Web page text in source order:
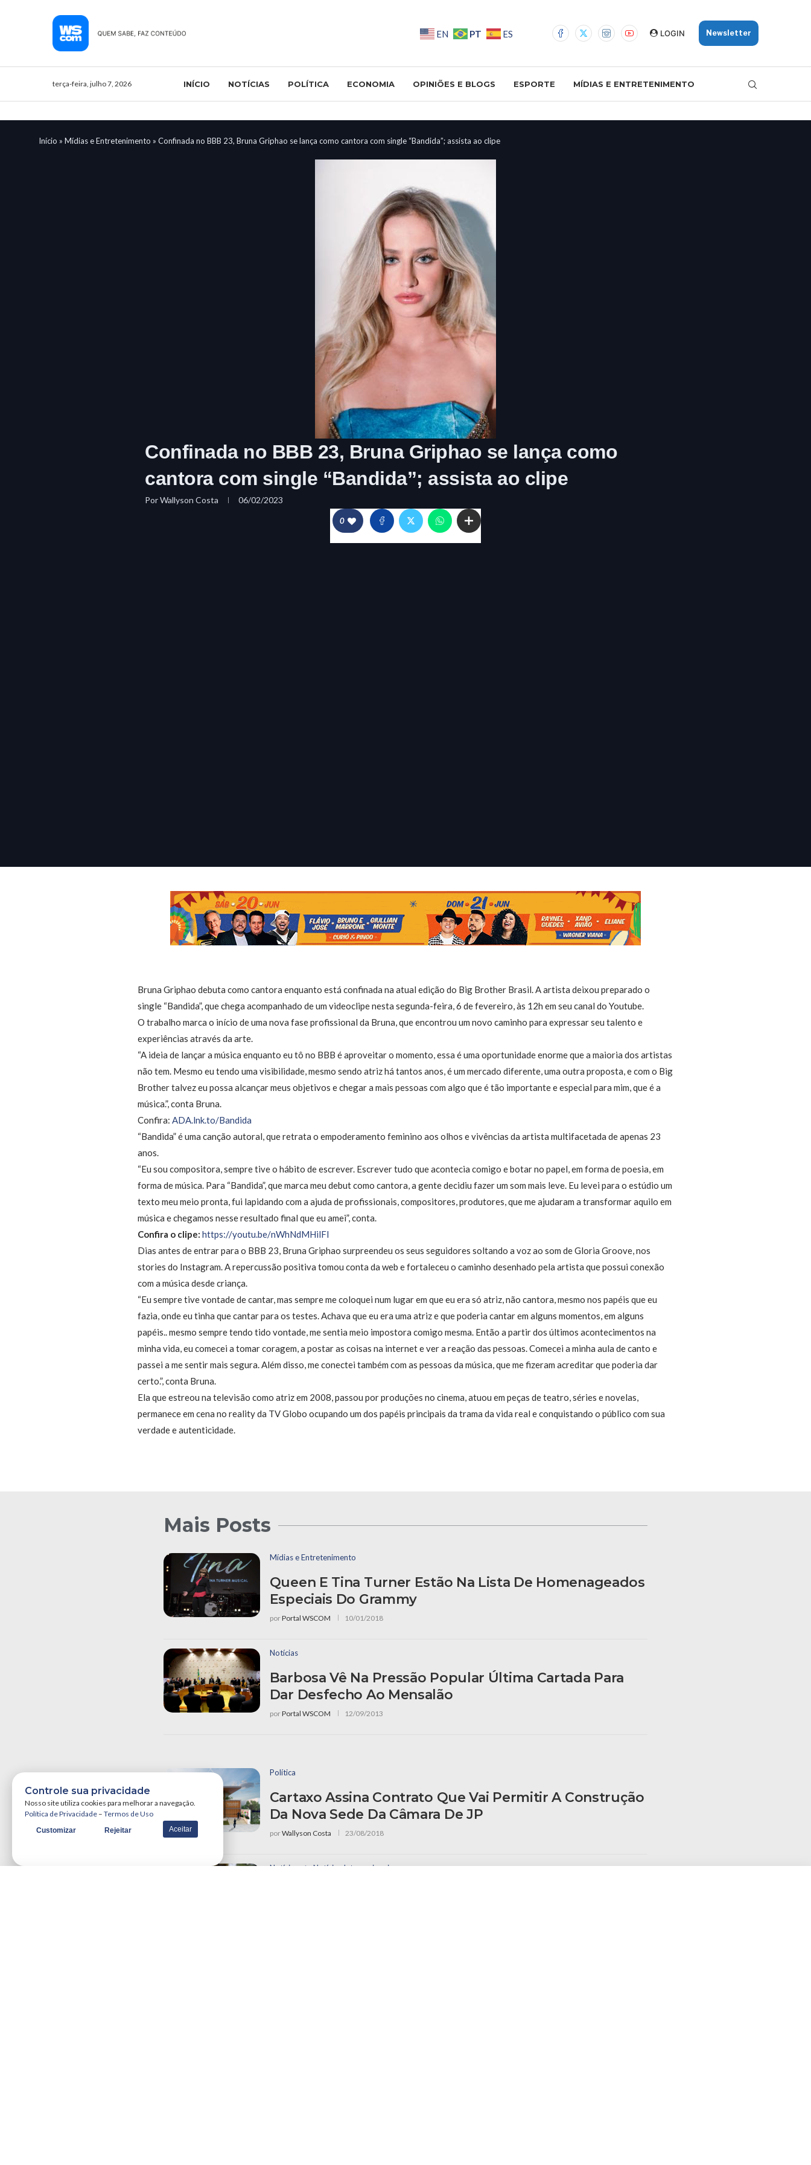
EN PT ES LOGIN Newsletter
terça-feira, julho 7, 2026 INÍCIO NOTÍCIAS POLÍTICA ECONOMIA OPINIÕES E BLOGS ESPORTE MÍDIAS E ENTRETENIMENTO
Início » Mídias e Entretenimento » Confinada no BBB 23, Bruna Griphao se lança como cantora com single “Bandida”; assista ao clipe
Confinada no BBB 23, Bruna Griphao se lança como
cantora com single “Bandida”; assista ao clipe
PorWallyson Costa 06/02/2023
0
Bruna Griphao debuta como cantora enquanto está confinada na atual edição do Big Brother Brasil. A artista deixou preparado o
single “Bandida”, que chega acompanhado de um videoclipe nesta segunda-feira, 6 de fevereiro, às 12h em seu canal do Youtube.
O trabalho marca o início de uma nova fase profissional da Bruna, que encontrou um novo caminho para expressar seu talento e
experiências através da arte.
“A ideia de lançar a música enquanto eu tô no BBB é aproveitar o momento, essa é uma oportunidade enorme que a maioria dos artistas
não tem. Mesmo eu tendo uma visibilidade, mesmo sendo atriz há tantos anos, é um mercado diferente, uma outra proposta, e com o Big
Brother talvez eu possa alcançar meus objetivos e chegar a mais pessoas com algo que é tão importante e especial para mim, que é a
música.”, conta Bruna.
Confira: ADA.lnk.to/Bandida
“Bandida” é uma canção autoral, que retrata o empoderamento feminino aos olhos e vivências da artista multifacetada de apenas 23
anos.
“Eu sou compositora, sempre tive o hábito de escrever. Escrever tudo que acontecia comigo e botar no papel, em forma de poesia, em
forma de música. Para “Bandida”, que marca meu debut como cantora, a gente decidiu fazer um som mais leve. Eu levei para o estúdio um
texto meu meio pronta, fui lapidando com a ajuda de profissionais, compositores, produtores, que me ajudaram a transformar aquilo em
música e chegamos nesse resultado final que eu amei”, conta.
Confira o clipe: https://youtu.be/nWhNdMHilFI
Dias antes de entrar para o BBB 23, Bruna Griphao surpreendeu os seus seguidores soltando a voz ao som de Gloria Groove, nos
stories do Instagram. A repercussão positiva tomou conta da web e fortaleceu o caminho desenhado pela artista que possui conexão
com a música desde criança.
“Eu sempre tive vontade de cantar, mas sempre me coloquei num lugar em que eu era só atriz, não cantora, mesmo nos papéis que eu
fazia, onde eu tinha que cantar para os testes. Achava que eu era uma atriz e que poderia cantar em alguns momentos, em alguns
papéis.. mesmo sempre tendo tido vontade, me sentia meio impostora comigo mesma. Então a partir dos últimos acontecimentos na
minha vida, eu comecei a tomar coragem, a postar as coisas na internet e ver a reação das pessoas. Comecei a minha aula de canto e
passei a me sentir mais segura. Além disso, me conectei também com as pessoas da música, que me fizeram acreditar que poderia dar
certo.”, conta Bruna.
Ela que estreou na televisão como atriz em 2008, passou por produções no cinema, atuou em peças de teatro, séries e novelas,
permanece em cena no reality da TV Globo ocupando um dos papéis principais da trama da vida real e conquistando o público com sua
verdade e autenticidade.
Mais Posts
Mídias e Entretenimento
Queen E Tina Turner Estão Na Lista De Homenageados
Especiais Do Grammy
porPortal WSCOM 10/01/2018
Notícias
Barbosa Vê Na Pressão Popular Última Cartada Para
Dar Desfecho Ao Mensalão
porPortal WSCOM 12/09/2013
Política
Cartaxo Assina Contrato Que Vai Permitir A Construção
Da Nova Sede Da Câmara De JP
porWallyson Costa 23/08/2018
Notícias Notícias Internacionais
Controle sua privacidade
Nosso site utiliza cookies para melhorar a navegação.
Política de Privacidade – Termos de Uso
Customizar Rejeitar Aceitar